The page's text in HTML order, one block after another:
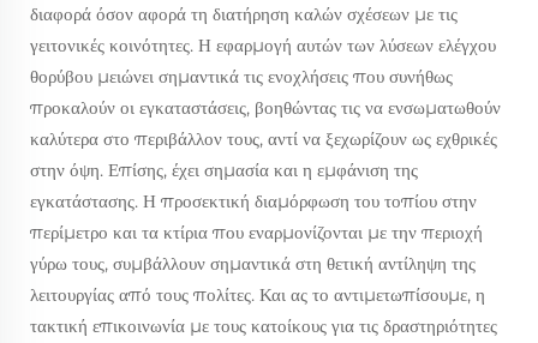
διαφορά όσον αφορά τη διατήρηση καλών σχέσεων με τις
γειτονικές κοινότητες. Η εφαρμογή αυτών των λύσεων ελέγχου
θορύβου μειώνει σημαντικά τις ενοχλήσεις που συνήθως
προκαλούν οι εγκαταστάσεις, βοηθώντας τις να ενσωματωθούν
καλύτερα στο περιβάλλον τους, αντί να ξεχωρίζουν ως εχθρικές
στην όψη. Επίσης, έχει σημασία και η εμφάνιση της
εγκατάστασης. Η προσεκτική διαμόρφωση του τοπίου στην
περίμετρο και τα κτίρια που εναρμονίζονται με την περιοχή
γύρω τους, συμβάλλουν σημαντικά στη θετική αντίληψη της
λειτουργίας από τους πολίτες. Και ας το αντιμετωπίσουμε, η
τακτική επικοινωνία με τους κατοίκους για τις δραστηριότητες